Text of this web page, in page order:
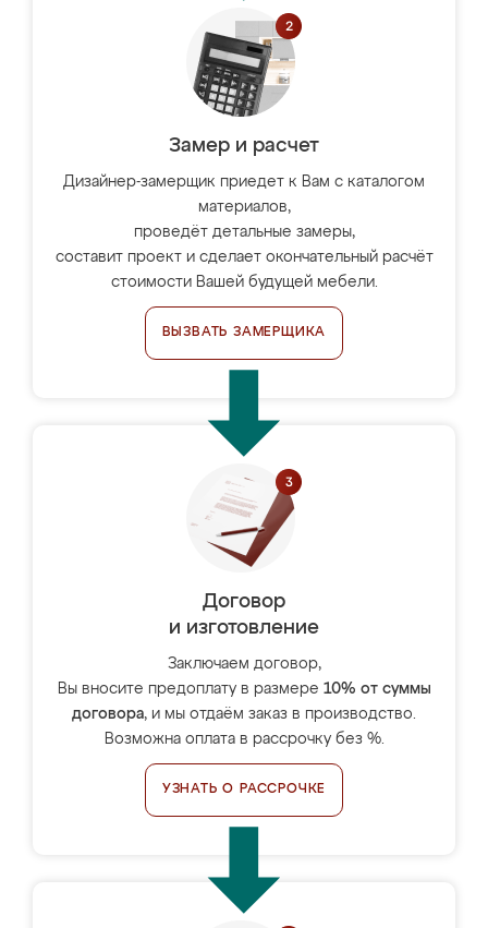
Замер и расчет
Дизайнер-замерщик приедет к Вам с каталогом
материалов,
проведёт детальные замеры,
составит проект и сделает окончательный расчёт
стоимости Вашей будущей мебели.
ВЫЗВАТЬ ЗАМЕРЩИКА
Договор
и изготовление
Заключаем договор,
Вы вносите предоплату в размере 10% от суммы
договора, и мы отдаём заказ в производство.
Возможна оплата в рассрочку без %.
УЗНАТЬ О РАССРОЧКЕ